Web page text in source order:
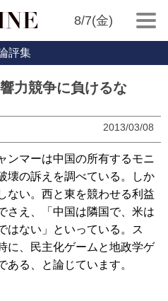
8/7(金)
評集
力競争に負けるな
2013/03/08
マーは中国の所有するモニ
壊の訴えを調べている。しか
ない。西と東を競わせる利益
さえ、「中国は隣国で、米は
はない」といっている。ス
に、民主化ゲームと地政学ゲ
ある、と論じています。